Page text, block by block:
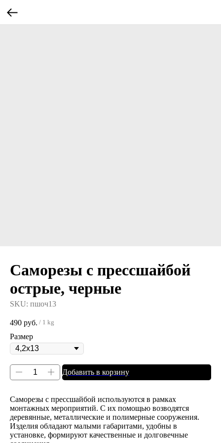
Саморезы с прессшайбой
острые, черные
SKU: пшоч13
490 руб. / 1 kg
Размер
Добавить в корзину
Саморезы с прессшайбой используются в рамках
монтажных мероприятий. С их помощью возводятся
деревянные, металлические и полимерные сооружения.
Изделия обладают малыми габаритами, удобны в
установке, формируют качественные и долговечные